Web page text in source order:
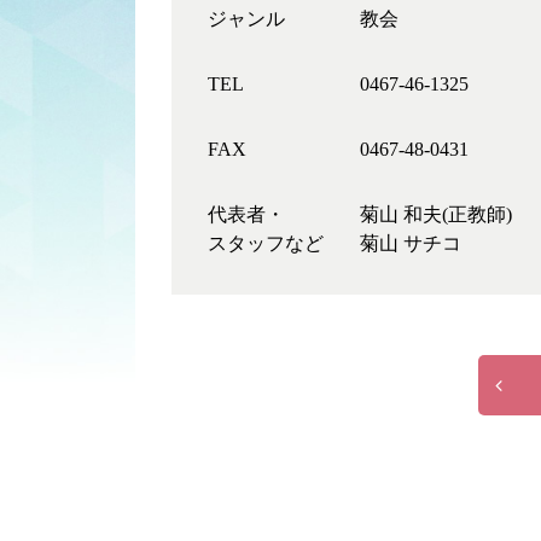
ジャンル 教会
TEL 0467-46-1325
FAX 0467-48-0431
代表者・
スタッフなど
菊山 和夫(正教師)
菊山 サチコ